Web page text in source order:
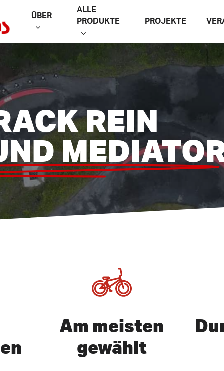
ÜBER
ALLE
PRODUKTE
PROJEKTE
REIN
Am meisten
gewählt